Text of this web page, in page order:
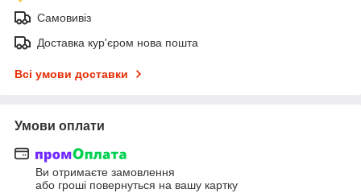
Самовивіз
Доставка кур'єром нова пошта
Всі умови доставки
Умови оплати
Ви отримаєте замовлення
або гроші повернуться на вашу картку